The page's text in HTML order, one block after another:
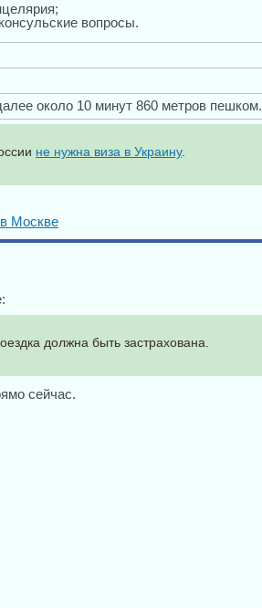
вопросы.
около 10 минут 860 метров пешком.
не нужна виза в Украину.
Москве
должна быть застрахована.
сейчас.